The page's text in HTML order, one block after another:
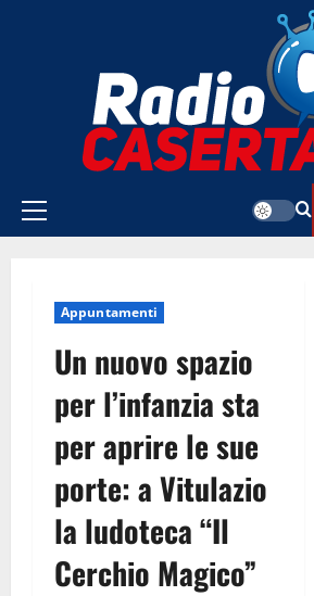
Menu
Appuntamenti
Un nuovo spazio
per l’infanzia sta
per aprire le sue
porte: a Vitulazio
la ludoteca “Il
Cerchio Magico”